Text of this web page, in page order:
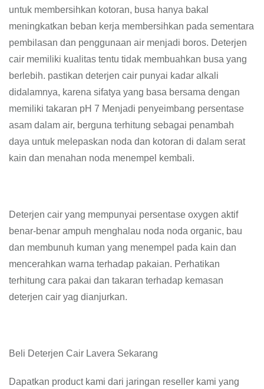
untuk membersihkan kotoran, busa hanya bakal
meningkatkan beban kerja membersihkan pada sementara
pembilasan dan penggunaan air menjadi boros. Deterjen
cair memiliki kualitas tentu tidak membuahkan busa yang
berlebih. pastikan deterjen cair punyai kadar alkali
didalamnya, karena sifatya yang basa bersama dengan
memiliki takaran pH 7 Menjadi penyeimbang persentase
asam dalam air, berguna terhitung sebagai penambah
daya untuk melepaskan noda dan kotoran di dalam serat
kain dan menahan noda menempel kembali.
Deterjen cair yang mempunyai persentase oxygen aktif
benar-benar ampuh menghalau noda noda organic, bau
dan membunuh kuman yang menempel pada kain dan
mencerahkan warna terhadap pakaian. Perhatikan
terhitung cara pakai dan takaran terhadap kemasan
deterjen cair yag dianjurkan.
Beli Deterjen Cair Lavera Sekarang
Dapatkan product kami dari jaringan reseller kami yang